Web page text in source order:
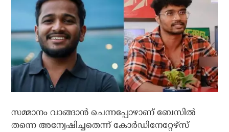
സമ്മാനം വാങ്ങാന്‍ ചെന്നപ്പോഴാണ് ബേസില്‍
തന്നെ അന്വേഷിച്ചതെന്ന് കോര്‍ഡിനേറ്റേഴ്‌സ്